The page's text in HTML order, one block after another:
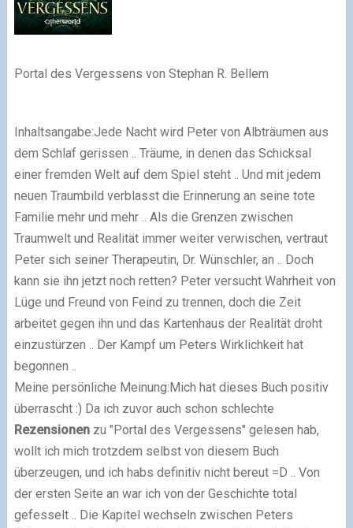
Portal des Vergessens von Stephan R. Bellem
Inhaltsangabe:Jede Nacht wird Peter von Albträumen aus
dem Schlaf gerissen .. Träume, in denen das Schicksal
einer fremden Welt auf dem Spiel steht .. Und mit jedem
neuen Traumbild verblasst die Erinnerung an seine tote
Familie mehr und mehr .. Als die Grenzen zwischen
Traumwelt und Realität immer weiter verwischen, vertraut
Peter sich seiner Therapeutin, Dr. Wünschler, an .. Doch
kann sie ihn jetzt noch retten? Peter versucht Wahrheit von
Lüge und Freund von Feind zu trennen, doch die Zeit
arbeitet gegen ihn und das Kartenhaus der Realität droht
einzustürzen .. Der Kampf um Peters Wirklichkeit hat
begonnen ..
Meine persönliche Meinung: Mich hat dieses Buch positiv
überrascht :) Da ich zuvor auch schon schlechte
Rezensionenzu "Portal des Vergessens" gelesen hab,
wollt ich mich trotzdem selbst von diesem Buch
überzeugen, und ich habs definitiv nicht bereut =D .. Von
der ersten Seite an war ich von der Geschichte total
gefesselt .. Die Kapitel wechseln zwischen Peters